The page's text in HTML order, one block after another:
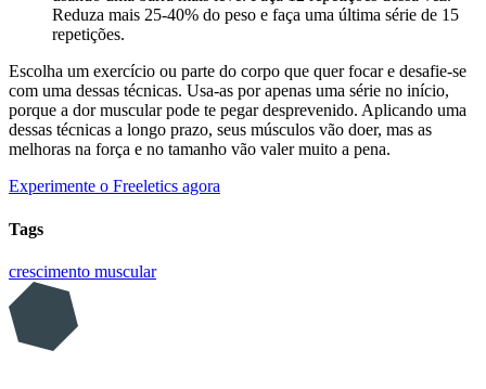
Reduza mais 25-40% do peso e faça uma última série de 15
repetições.
Escolha um exercício ou parte do corpo que quer focar e desafie-se
com uma dessas técnicas. Usa-as por apenas uma série no início,
porque a dor muscular pode te pegar desprevenido. Aplicando uma
dessas técnicas a longo prazo, seus músculos vão doer, mas as
melhoras na força e no tamanho vão valer muito a pena.
Experimente o Freeletics agora
Tags
crescimento muscular